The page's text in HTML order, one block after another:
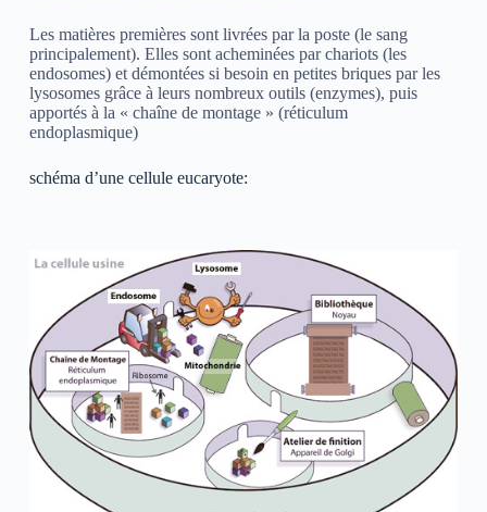
Les matières premières sont livrées par la poste (le sang
principalement). Elles sont acheminées par chariots (les
endosomes) et démontées si besoin en petites briques par les
lysosomes grâce à leurs nombreux outils (enzymes), puis
apportés à la « chaîne de montage » (réticulum
endoplasmique)
schéma d’une cellule eucaryote: